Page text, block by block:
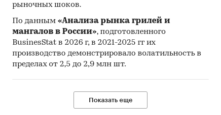
рыночных шоков.
По данным «Анализа рынка грилей и
мангалов в России», подготовленного
BusinesStat в 2026 г, в 2021-2025 гг их
производство демонстрировало волатильность в
пределах от 2,5 до 2,9 млн шт.
Показать еще